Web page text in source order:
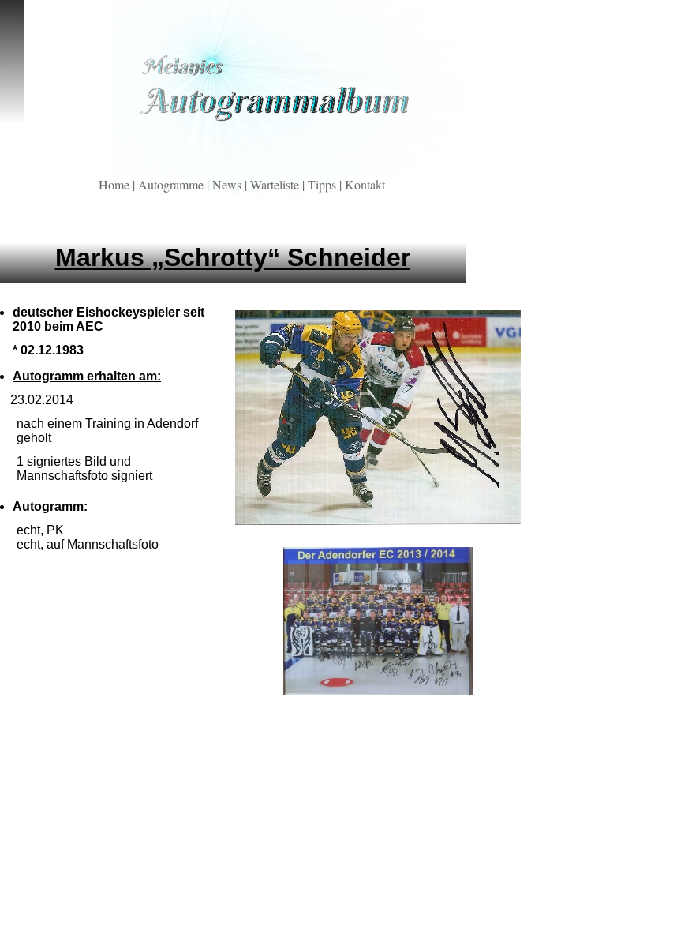
Markus „Schrotty“ Schneider
deutscher Eishockeyspieler seit
2010 beim AEC
* 02.12.1983
Autogramm erhalten am:
23.02.2014
nach einem Training in Adendorf
geholt
1 signiertes Bild und
Mannschaftsfoto signiert
Autogramm:
echt, PK
echt, auf Mannschaftsfoto
Home | Autogramme | News | Warteliste | Tipps | Kontakt